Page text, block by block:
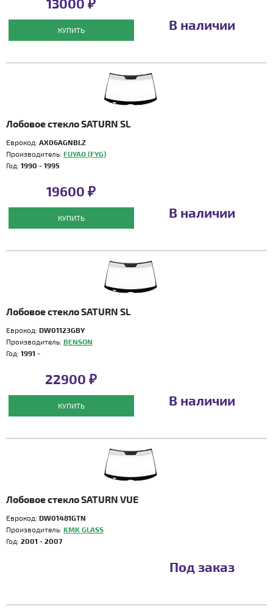
КУПИТЬ В наличии
Лобовое стекло SATURN SL
Еврокод: AX06AGNBLZ
Производитель: FUYAO (FYG)
Год: 1990 - 1995
19600 ₽
КУПИТЬ В наличии
Лобовое стекло SATURN SL
Еврокод: DW01123GBY
Производитель: BENSON
Год: 1991 -
22900 ₽
КУПИТЬ В наличии
Лобовое стекло SATURN VUE
Еврокод: DW01481GTN
Производитель: KMK GLASS
Год: 2001 - 2007
Под заказ